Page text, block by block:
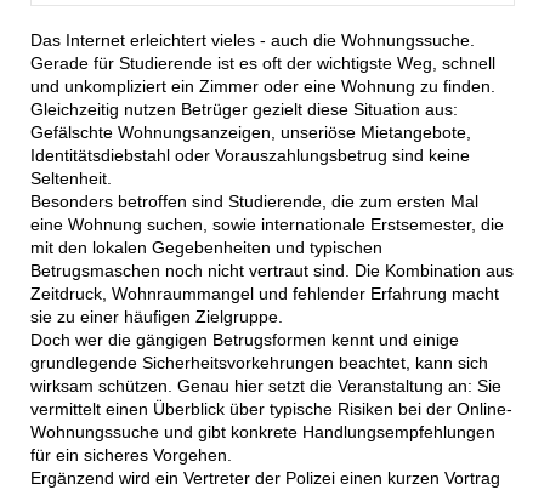
Das Internet erleichtert vieles - auch die Wohnungssuche.
Gerade für Studierende ist es oft der wichtigste Weg, schnell
und unkompliziert ein Zimmer oder eine Wohnung zu finden.
Gleichzeitig nutzen Betrüger gezielt diese Situation aus:
Gefälschte Wohnungsanzeigen, unseriöse Mietangebote,
Identitätsdiebstahl oder Vorauszahlungsbetrug sind keine
Seltenheit.
Besonders betroffen sind Studierende, die zum ersten Mal
eine Wohnung suchen, sowie internationale Erstsemester, die
mit den lokalen Gegebenheiten und typischen
Betrugsmaschen noch nicht vertraut sind. Die Kombination aus
Zeitdruck, Wohnraummangel und fehlender Erfahrung macht
sie zu einer häufigen Zielgruppe.
Doch wer die gängigen Betrugsformen kennt und einige
grundlegende Sicherheitsvorkehrungen beachtet, kann sich
wirksam schützen. Genau hier setzt die Veranstaltung an: Sie
vermittelt einen Überblick über typische Risiken bei der Online-
Wohnungssuche und gibt konkrete Handlungsempfehlungen
für ein sicheres Vorgehen.
Ergänzend wird ein Vertreter der Polizei einen kurzen Vortrag